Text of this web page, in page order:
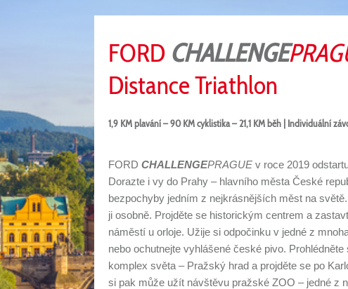
FORD CHALLENGE
Distance Triathlon
1,9 KM plavání – 90 KM cyklistika – 21,1 KM běh | Individuální
FORD CHALLENGEPRAGUE v roce 2019
Dorazte i vy do Prahy – hlavního města České
bezpochyby jedním z nejkrásnějších měst na
ji osobně. Projděte se historickým centrem a
náměstí u orloje. Užije si odpočinku v jedné z
nebo ochutnejte vyhlášené české pivo.
komplex světa – Pražský hrad a projděte se po
si pak může užít návštěvu pražské ZOO – jedné z